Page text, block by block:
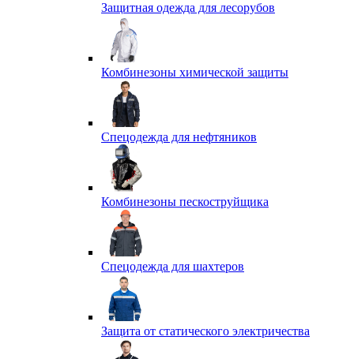
Защитная одежда для лесорубов
Комбинезоны химической защиты
Спецодежда для нефтяников
Комбинезоны пескоструйщика
Спецодежда для шахтеров
Защита от статического электричества